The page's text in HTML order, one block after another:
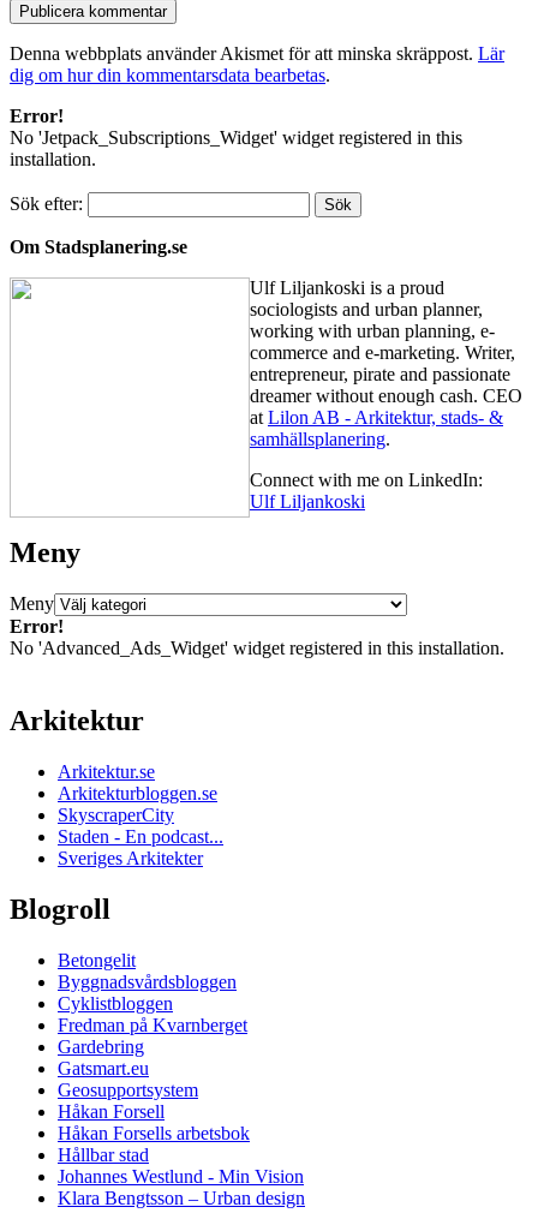
Denna webbplats använder Akismet för att minska skräppost. Lär
dig om hur din kommentarsdata bearbetas.
Error!
No 'Jetpack_Subscriptions_Widget' widget registered in this
installation.
Sök efter:
Om Stadsplanering.se
Ulf Liljankoski is a proud
sociologists and urban planner,
working with urban planning, e-
commerce and e-marketing. Writer,
entrepreneur, pirate and passionate
dreamer without enough cash. CEO
at Lilon AB - Arkitektur, stads- &
samhällsplanering.
Connect with me on LinkedIn:
Ulf Liljankoski
Meny
Meny
Error!
No 'Advanced_Ads_Widget' widget registered in this installation.
Arkitektur
Arkitektur.se
Arkitekturbloggen.se
SkyscraperCity
Staden - En podcast...
Sveriges Arkitekter
Blogroll
Betongelit
Byggnadsvårdsbloggen
Cyklistbloggen
Fredman på Kvarnberget
Gardebring
Gatsmart.eu
Geosupportsystem
Håkan Forsell
Håkan Forsells arbetsbok
Hållbar stad
Johannes Westlund - Min Vision
Klara Bengtsson – Urban design